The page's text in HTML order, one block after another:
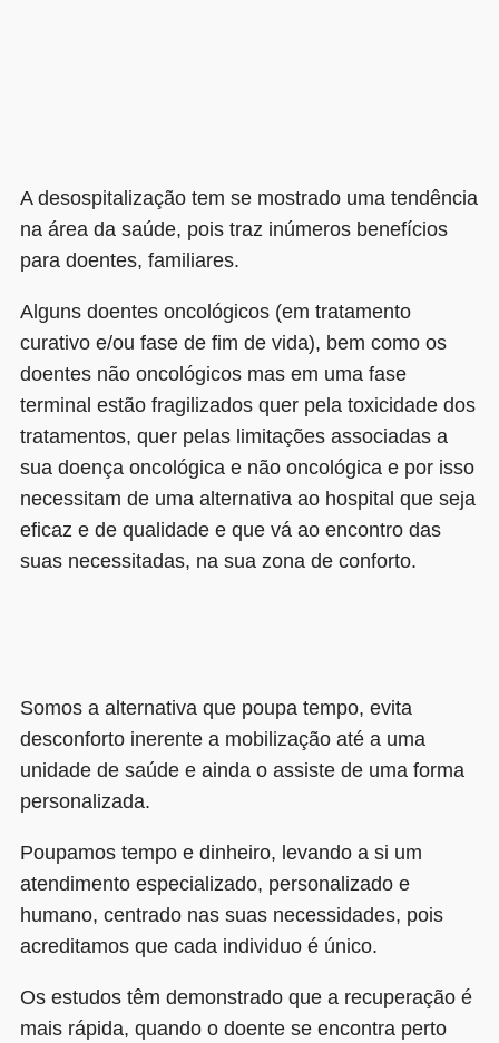
A desospitalização tem se mostrado uma tendência
na área da saúde, pois traz inúmeros benefícios
para doentes, familiares.
Alguns doentes oncológicos (em tratamento
curativo e/ou fase de fim de vida), bem como os
doentes não oncológicos mas em uma fase
terminal estão fragilizados quer pela toxicidade dos
tratamentos, quer pelas limitações associadas a
sua doença oncológica e não oncológica e por isso
necessitam de uma alternativa ao hospital que seja
eficaz e de qualidade e que vá ao encontro das
suas necessitadas, na sua zona de conforto.
Somos a alternativa que poupa tempo, evita
desconforto inerente a mobilização até a uma
unidade de saúde e ainda o assiste de uma forma
personalizada.
Poupamos tempo e dinheiro, levando a si um
atendimento especializado, personalizado e
humano, centrado nas suas necessidades, pois
acreditamos que cada individuo é único.
Os estudos têm demonstrado que a recuperação é
mais rápida, quando o doente se encontra perto